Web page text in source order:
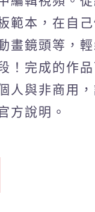
範本，在自
畫鏡頭等，
！完成的作
人與非商用
方說明。